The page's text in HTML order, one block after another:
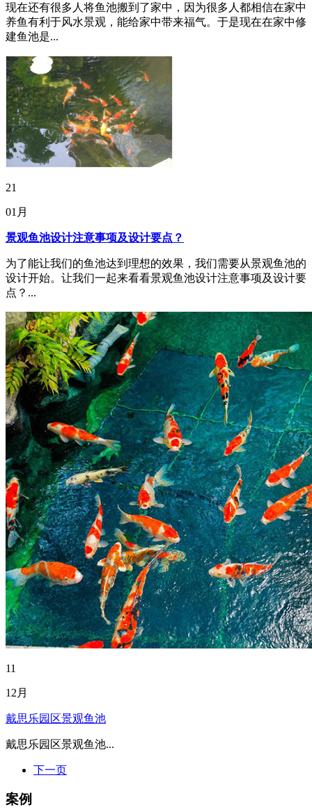
现在还有很多人将鱼池搬到了家中，因为很多人都相信在家中
养鱼有利于风水景观，能给家中带来福气。于是现在在家中修
建鱼池是...
21
01月
景观鱼池设计注意事项及设计要点？
为了能让我们的鱼池达到理想的效果，我们需要从景观鱼池的
设计开始。让我们一起来看看景观鱼池设计注意事项及设计要
点？...
11
12月
戴思乐园区景观鱼池
戴思乐园区景观鱼池...
下一页
案例